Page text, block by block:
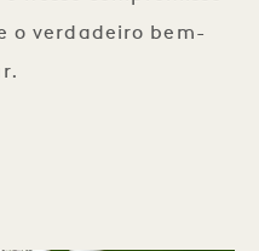
o verdadeiro bem-